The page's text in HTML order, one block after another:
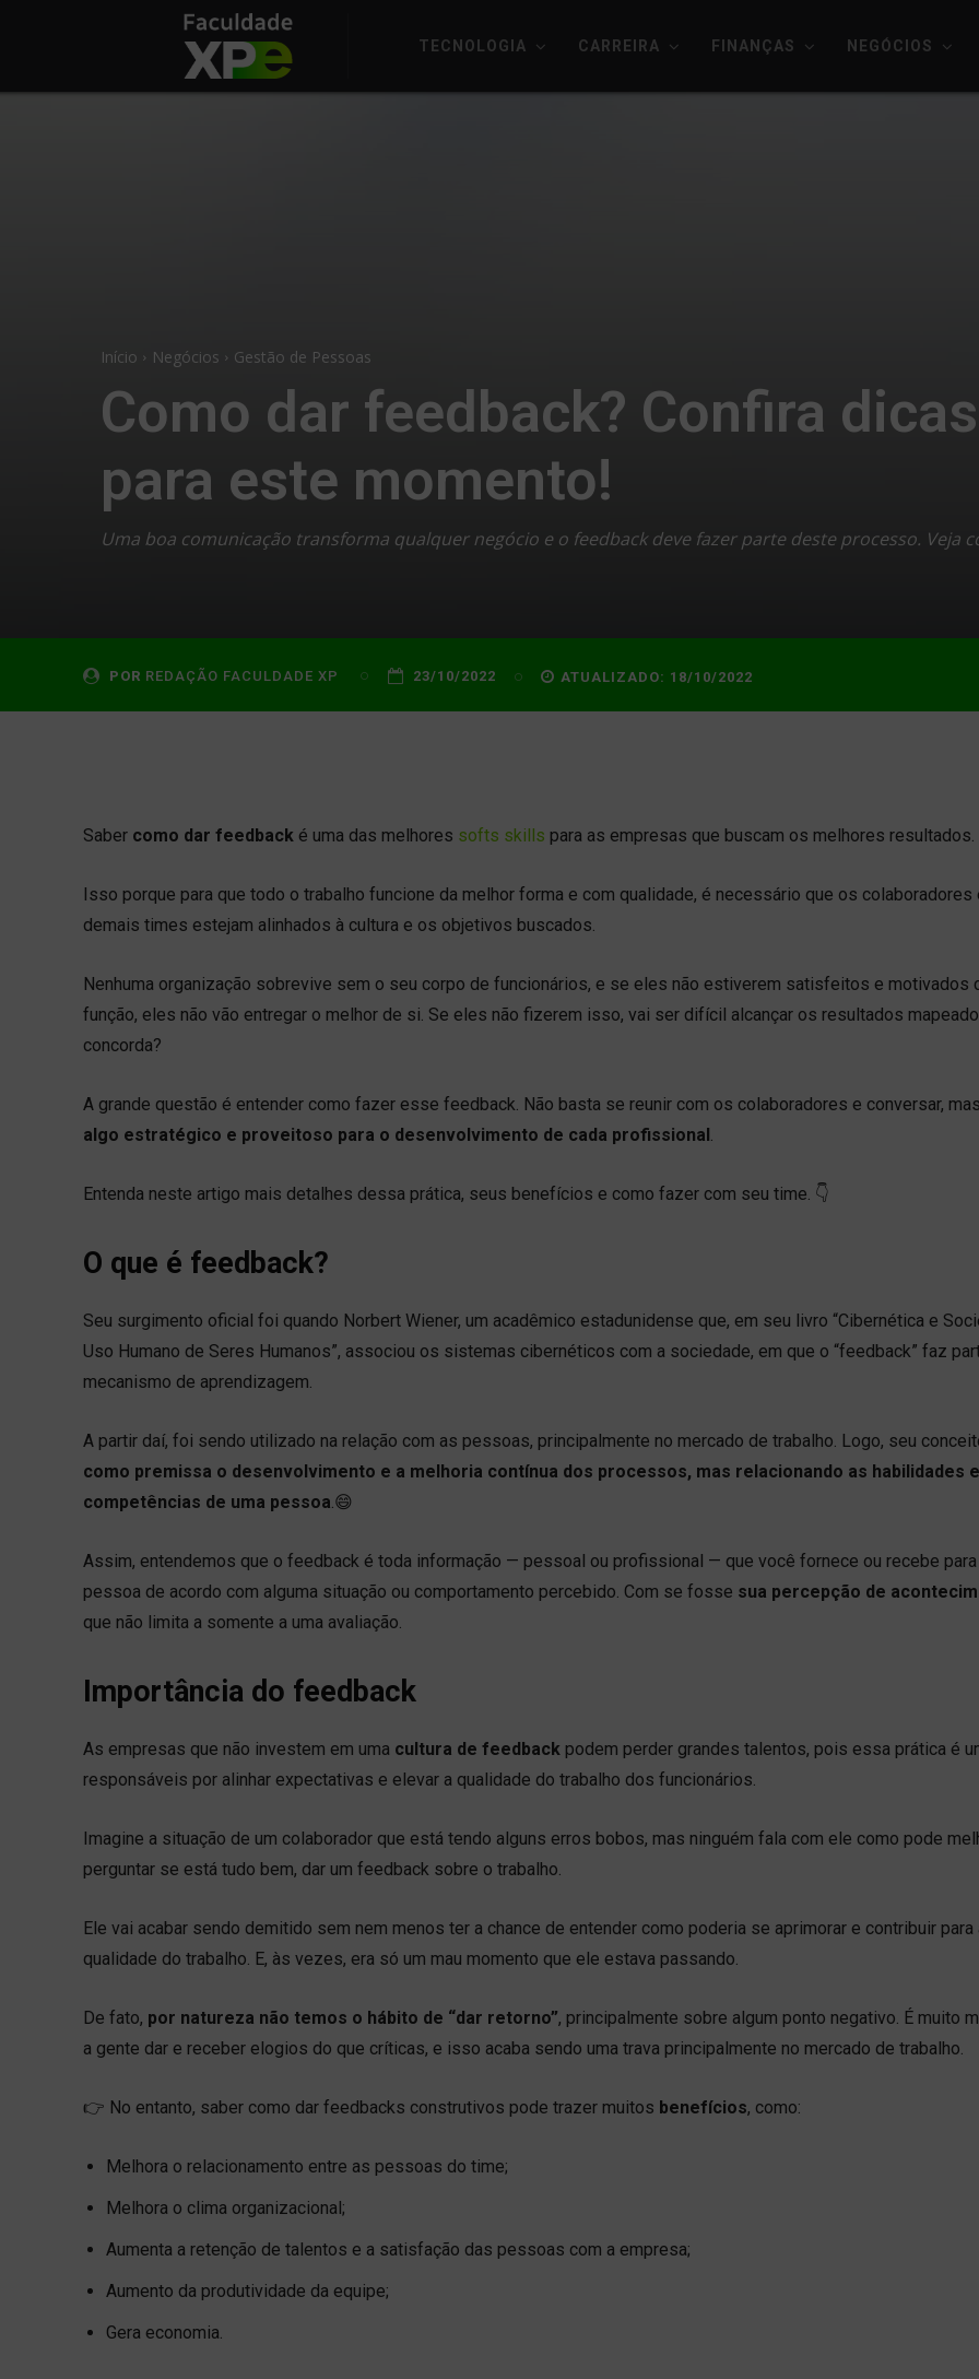
TECNOLOGIA CARREIRA FINANÇAS NEGÓCIOS
Início Negócios Gestão de Pessoas
Como dar feedback? Confira
para este momento!
Uma boa comunicação transforma qualquer negócio e o feedback deve fazer parte deste processo. Veja
POR REDAÇÃO FACULDADE XP 23/10/2022 ATUALIZADO: 18/10/2022
Saber como dar feedback é uma das melhores softs skills para as empresas que buscam os melhores resultados.
Isso porque para que todo o trabalho funcione da melhor forma e com qualidade, é necessário que os colaboradores
demais times estejam alinhados à cultura e os objetivos buscados.
Nenhuma organização sobrevive sem o seu corpo de funcionários, e se eles não estiverem satisfeitos e motivados
função, eles não vão entregar o melhor de si. Se eles não fizerem isso, vai ser difícil alcançar os resultados
concorda?
A grande questão é entender como fazer esse feedback. Não basta se reunir com os colaboradores e conversar,
algo estratégico e proveitoso para o desenvolvimento de cada profissional
Entenda neste artigo mais detalhes dessa prática, seus benefícios e como fazer com seu time. 👇
O que é feedback?
Seu surgimento oficial foi quando Norbert Wiener, um acadêmico estadunidense que, em seu livro “Cibernética e
Uso Humano de Seres Humanos”, associou os sistemas cibernéticos com a sociedade, em que o “feedback” faz
mecanismo de aprendizagem.
A partir daí, foi sendo utilizado na relação com as pessoas, principalmente no mercado de trabalho. Logo, seu
como premissa o desenvolvimento e a melhoria contínua dos processos, mas relacionando as habilidades e
competências de uma pessoa .😄
Assim, entendemos que o feedback é toda informação — pessoal ou profissional — que você fornece ou recebe para
pessoa de acordo com alguma situação ou comportamento percebido. Com se fosse sua percepção de
que não limita a somente a uma avaliação.
Importância do feedback
As empresas que não investem em uma cultura de feedback podem perder grandes talentos, pois essa prática é
responsáveis por alinhar expectativas e elevar a qualidade do trabalho dos funcionários.
Imagine a situação de um colaborador que está tendo alguns erros bobos, mas ninguém fala com ele como pode
perguntar se está tudo bem, dar um feedback sobre o trabalho.
Ele vai acabar sendo demitido sem nem menos ter a chance de entender como poderia se aprimorar e contribuir para
qualidade do trabalho. E, às vezes, era só um mau momento que ele estava passando.
De fato, por natureza não temos o hábito de “dar retorno”, principalmente sobre algum ponto negativo. É muito
a gente dar e receber elogios do que críticas, e isso acaba sendo uma trava principalmente no mercado de trabalho.
👉 No entanto, saber como dar feedbacks construtivos pode trazer muitos benefícios, como:
Melhora o relacionamento entre as pessoas do time;
Melhora o clima organizacional;
Aumenta a retenção de talentos e a satisfação das pessoas com a empresa;
Aumento da produtividade da equipe;
Gera economia.